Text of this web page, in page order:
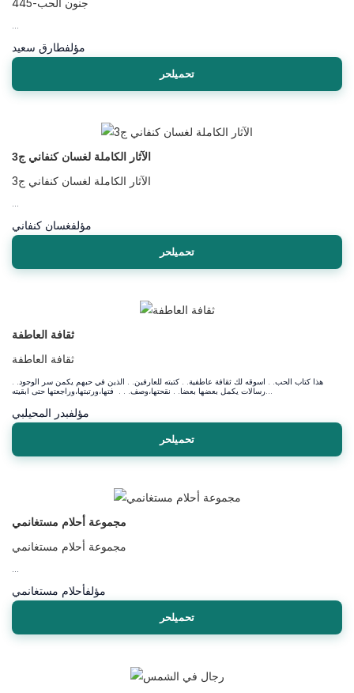
مؤلفطارق سعيد
تحميلحر
الآثار الكاملة لغسان كنفاني ج3
الآثار الكاملة لغسان كنفاني ج3
مؤلفغسان كنفاني
تحميلحر
ثقافة العاطفة
ثقافة العاطفة
هذا كتاب الحب. . اسوقه لك ثقافة عاطفية. . كتبته للعارفين. . الذين في حبهم يكمن سر الوجود. .
مؤلفبدر المحيلبي
تحميلحر
مجموعة أحلام مستغانمي
مجموعة أحلام مستغانمي
مؤلفأحلام مستغانمي
تحميلحر